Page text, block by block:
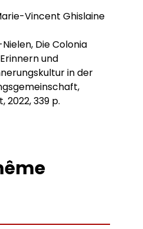
Vincent Ghislaine
Die Colonia
und
in der
2022, 339 p.